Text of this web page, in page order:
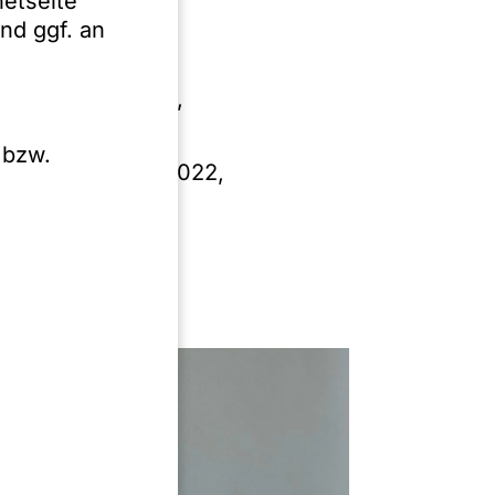
ggf. an
verschiedene
und
englischen LLP,
1. Auflage 2022,
Verfasser)